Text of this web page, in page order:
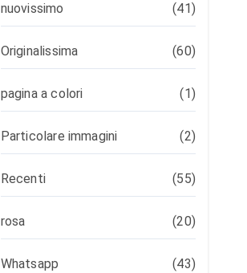
nuovissimo (41)
Originalissima (60)
pagina a colori (1)
Particolare immagini (2)
Recenti (55)
rosa (20)
Whatsapp (43)